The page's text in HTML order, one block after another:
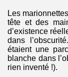
Les
tête et des
d’existence
dans
étaient une
blanche dans
rien inventé !).